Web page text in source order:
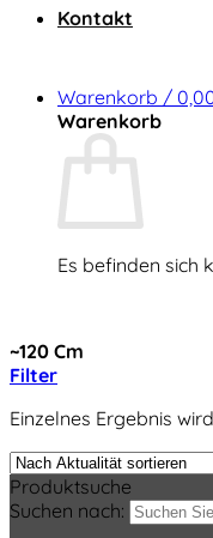
Kontakt
Warenkorb /
Warenkorb
Es befinden sich
~120 Cm
Filter
Einzelnes Ergebnis
Produktsuche
Suchen nach: